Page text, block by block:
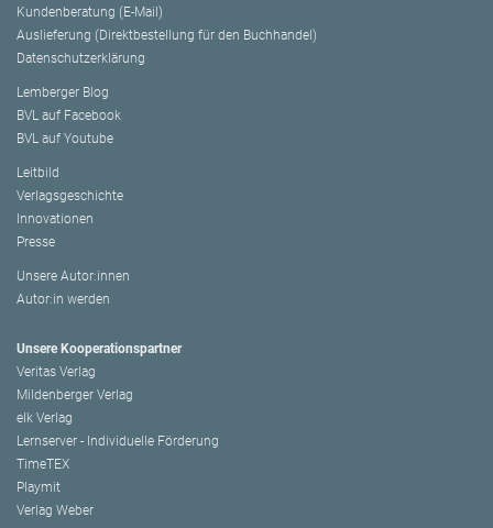
Kundenberatung (E-Mail)
Auslieferung (Direktbestellung für den Buchhandel)
Datenschutzerklärung
Lemberger Blog
BVL auf Facebook
BVL auf Youtube
Leitbild
Verlagsgeschichte
Innovationen
Presse
Unsere Autor:innen
Autor:in werden
Unsere Kooperationspartner
Veritas Verlag
Mildenberger Verlag
elk Verlag
Lernserver - Individuelle Förderung
TimeTEX
Playmit
Verlag Weber